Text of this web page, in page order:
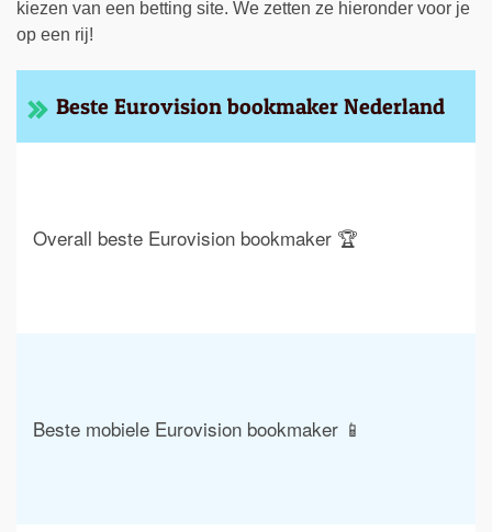
kiezen van een betting site. We zetten ze hieronder voor je
op een rij!
Beste Eurovision bookmaker Nederland
Overall beste Eurovision bookmaker 🏆
Beste mobiele Eurovision bookmaker 📱